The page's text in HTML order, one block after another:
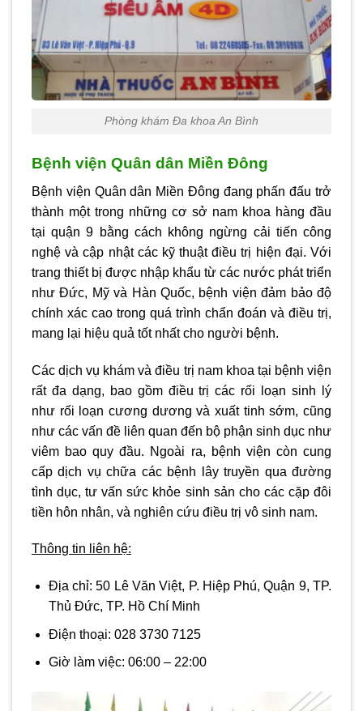
Phòng khám Đa khoa An Bình
Bệnh viện Quân dân Miền Đông
Bệnh viện Quân dân Miền Đông đang phấn đấu trở
thành một trong những cơ sở nam khoa hàng đầu
tại quận 9 bằng cách không ngừng cải tiến công
nghệ và cập nhật các kỹ thuật điều trị hiện đại. Với
trang thiết bị được nhập khẩu từ các nước phát triển
như Đức, Mỹ và Hàn Quốc, bệnh viện đảm bảo độ
chính xác cao trong quá trình chẩn đoán và điều trị,
mang lại hiệu quả tốt nhất cho người bệnh.
Các dịch vụ khám và điều trị nam khoa tại bệnh viện
rất đa dạng, bao gồm điều trị các rối loạn sinh lý
như rối loạn cương dương và xuất tinh sớm, cũng
như các vấn đề liên quan đến bộ phận sinh dục như
viêm bao quy đầu. Ngoài ra, bệnh viện còn cung
cấp dịch vụ chữa các bệnh lây truyền qua đường
tình dục, tư vấn sức khỏe sinh sản cho các cặp đôi
tiền hôn nhân, và nghiên cứu điều trị vô sinh nam.
Thông tin liên hệ:
Địa chỉ: 50 Lê Văn Việt, P. Hiệp Phú, Quận 9, TP.
Thủ Đức, TP. Hồ Chí Minh
Điện thoại: 028 3730 7125
Giờ làm việc: 06:00 – 22:00